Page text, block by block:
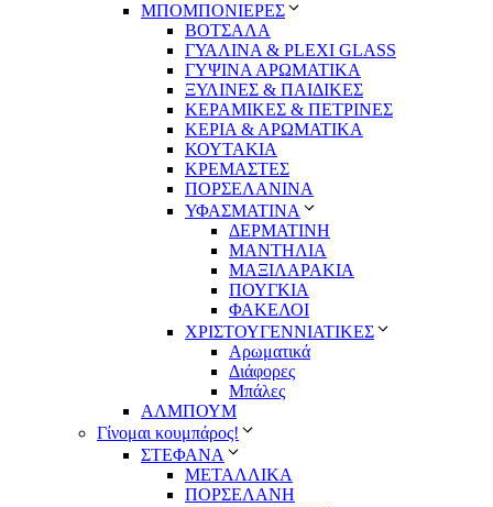
ΜΠΟΜΠΟΝΙΕΡΕΣ
ΒΟΤΣΑΛΑ
ΓΥΑΛΙΝΑ & PLEXI GLASS
ΓΥΨΙΝΑ ΑΡΩΜΑΤΙΚΑ
ΞΥΛΙΝΕΣ & ΠΑΙΔΙΚΕΣ
ΚΕΡΑΜΙΚΕΣ & ΠΕΤΡΙΝΕΣ
ΚΕΡΙΑ & ΑΡΩΜΑΤΙΚΑ
ΚΟΥΤΑΚΙΑ
ΚΡΕΜΑΣΤΕΣ
ΠΟΡΣΕΛΑΝΙΝΑ
ΥΦΑΣΜΑΤΙΝA
ΔΕΡΜΑΤΙΝΗ
ΜΑΝΤΗΛΙΑ
ΜΑΞΙΛΑΡΑΚΙΑ
ΠΟΥΓΚΙΑ
ΦΑΚΕΛΟΙ
ΧΡΙΣΤΟΥΓΕΝΝΙΑΤΙΚΕΣ
Αρωματικά
Διάφορες
Μπάλες
ΑΛΜΠΟΥΜ
Γίνομαι κουμπάρος!
ΣΤΕΦΑΝΑ
ΜΕΤΑΛΛΙΚΑ
ΠΟΡΣΕΛΑΝΗ